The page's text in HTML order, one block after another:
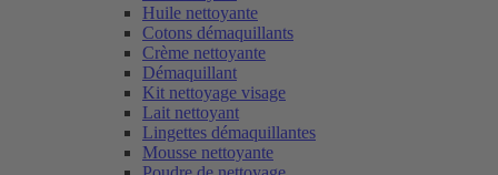
Huile nettoyante
Cotons démaquillants
Crème nettoyante
Démaquillant
Kit nettoyage visage
Lait nettoyant
Lingettes démaquillantes
Mousse nettoyante